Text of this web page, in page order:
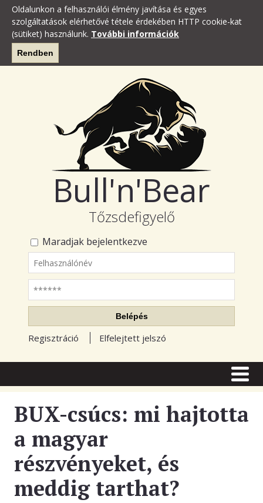
Oldalunkon a felhasználói élmény javítása és egyes
szolgáltatások elérhetővé tétele érdekében HTTP cookie-kat
(sütiket) használunk. További információk
Rendben
Bull'n'Bear
Tőzsdefigyelő
Maradjak bejelentkezve
Felhasználónév
Jelszó
Belépés
Regisztráció Elfelejtett jelszó
CIKKEK
TUDÁSTÁR
RSS OLVASÓ
BUX-csúcs: mi hajtotta
a magyar
részvényeket, és
meddig tarthat?